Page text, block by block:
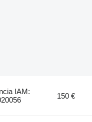
IAM:
150 €